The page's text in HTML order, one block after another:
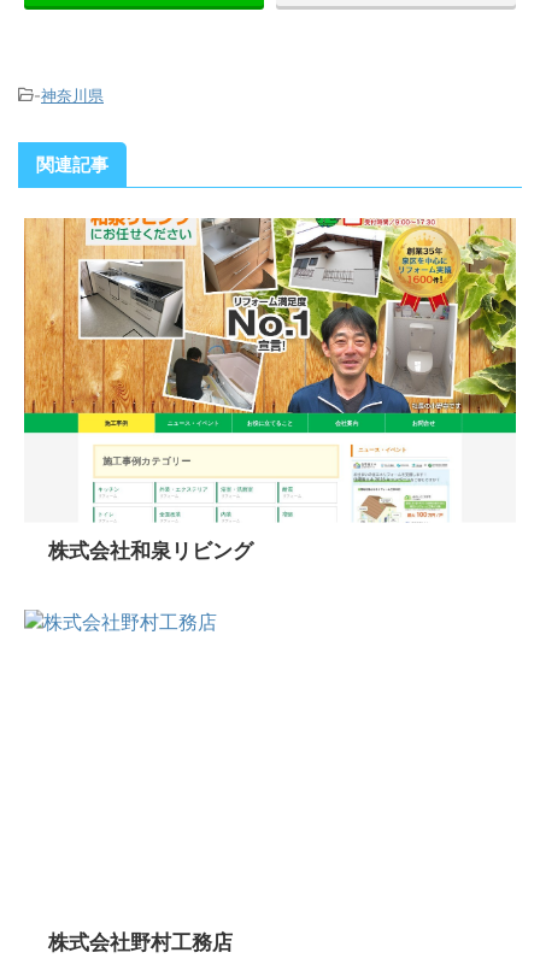
-神奈川県
関連記事
株式会社和泉リビング
株式会社野村工務店